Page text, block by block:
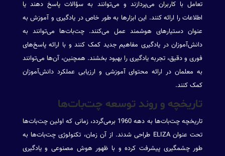
تعامل با کاربران می‌پردازند و می‌توانند به سؤالات پاسخ دهند یا
اطلاعات را ارائه کنند. این ابزارها به طور خاص در یادگیری و آموزش به
عنوان دستیارهای هوشمند عمل می‌کنند. چت‌بات‌ها می‌توانند به
دانش‌آموزان در یادگیری مفاهیم جدید کمک کنند و با ارائه پاسخ‌های
فوری و دقیق، تجربه یادگیری را بهبود بخشند. همچنین، آن‌ها می‌توانند
به معلمان در ارائه محتوای آموزشی و ارزیابی عملکرد دانش‌آموزان
کمک کنند.
تاریخچه و روند توسعه چت‌بات‌ها
تاریخچه چت‌بات‌ها به دهه 1960 برمی‌گردد، زمانی که اولین چت‌بات‌ها
تحت عنوان ELIZA طراحی شدند. از آن زمان، تکنولوژی چت‌بات‌ها به
طور چشمگیری پیشرفت کرده و با ظهور هوش مصنوعی و یادگیری